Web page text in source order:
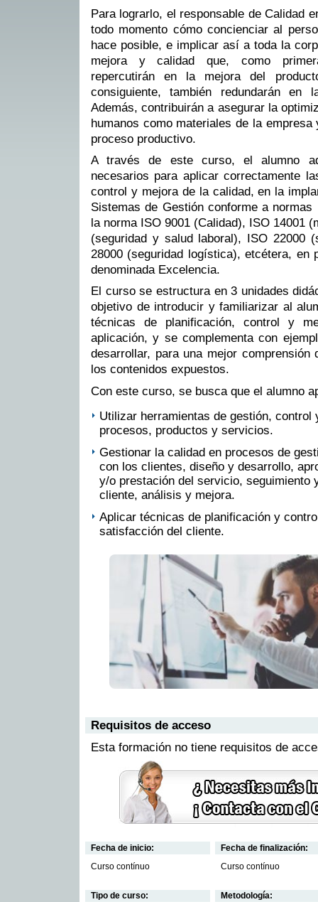
Para lograrlo, el responsable de Calidad
todo momento cómo concienciar al
hace posible, e implicar así a toda la
mejora y calidad que, como
repercutirán en la mejora del
consiguiente, también redundarán en
Además, contribuirán a asegurar la
humanos como materiales de la
proceso productivo.
A través de este curso, el alumno
necesarios para aplicar correctamente
control y mejora de la calidad, en la
Sistemas de Gestión conforme a
la norma ISO 9001 (Calidad), ISO 14001
(seguridad y salud laboral), ISO 22000
28000 (seguridad logística), etcétera, en
denominada Excelencia.
El curso se estructura en 3 unidades
objetivo de introducir y familiarizar al
técnicas de planificación, control y
aplicación, y se complementa con
desarrollar, para una mejor
los contenidos expuestos.
Con este curso, se busca que el alumno
Utilizar herramientas de gestión, control
procesos, productos y servicios.
Gestionar la calidad en procesos de
con los clientes, diseño y desarrollo,
y/o prestación del servicio, seguimiento
cliente, análisis y mejora.
Aplicar técnicas de planificación y
satisfacción del cliente.
Requisitos de acceso
Esta formación no tiene requisitos de
Fecha de inicio:
Curso contínuo
Fecha de finalización:
Curso contínuo
Tipo de curso:
Metodología: